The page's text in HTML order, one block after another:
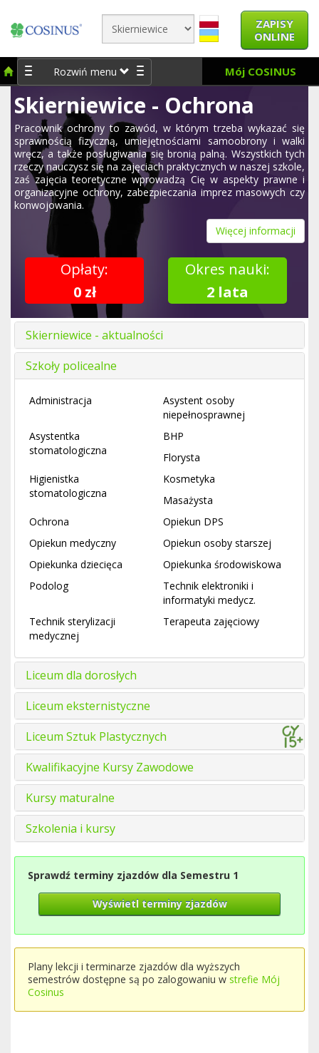
ZAPISY
ONLINE
Rozwiń menu Mój COSINUS
Skierniewice - Ochrona
Pracownik ochrony to zawód, w którym trzeba wykazać się
sprawnością fizyczną, umiejętnościami samoobrony i walki
wręcz, a także posługiwania się bronią palną. Wszystkich tych
rzeczy nauczysz się na zajęciach praktycznych w naszej szkole,
zaś zajęcia teoretyczne wprowadzą Cię w aspekty prawne i
organizacyjne ochrony, zabezpieczania imprez masowych czy
konwojowania.
Więcej informacji
Opłaty:
0 zł
Okres nauki:
2 lata
Skierniewice - aktualności
Szkoły policealne
Administracja
Asystent osoby
niepełnosprawnej
Asystentka
stomatologiczna
BHP
Florysta
Higienistka
stomatologiczna
Kosmetyka
Masażysta
Ochrona
Opiekun DPS
Opiekun medyczny
Opiekun osoby starszej
Opiekunka dziecięca
Opiekunka środowiskowa
Podolog
Technik elektroniki i
informatyki medycz.
Technik sterylizacji
medycznej
Terapeuta zajęciowy
Liceum dla dorosłych
Liceum eksternistyczne
Liceum Sztuk Plastycznych
Kwalifikacyjne Kursy Zawodowe
Kursy maturalne
Szkolenia i kursy
Sprawdź terminy zjazdów dla Semestru 1
Wyświetl terminy zjazdów
Plany lekcji i terminarze zjazdów dla wyższych
semestrów dostępne są po zalogowaniu w strefie Mój
Cosinus